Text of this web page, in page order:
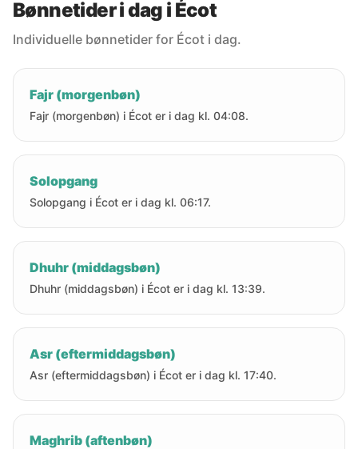
Bønnetider i dag i Écot
Individuelle bønnetider for Écot i dag.
Fajr (morgenbøn)
Fajr (morgenbøn) i Écot er i dag kl. 04:08.
Solopgang
Solopgang i Écot er i dag kl. 06:17.
Dhuhr (middagsbøn)
Dhuhr (middagsbøn) i Écot er i dag kl. 13:39.
Asr (eftermiddagsbøn)
Asr (eftermiddagsbøn) i Écot er i dag kl. 17:40.
Maghrib (aftenbøn)